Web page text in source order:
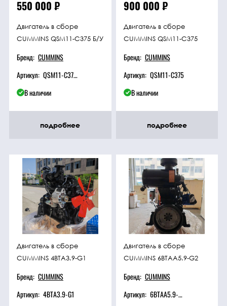
Электрическая
550 000 ₽
Двигатель в сборе
CUMMINS QSM11-C375 Б/У
Бренд: CUMMINS
Артикул: QSM11-C375 Б/У
В наличии
подробнее
900 000 ₽
Двигатель в сборе
CUMMINS QSM11-C375
Бренд: CUMMINS
Артикул: QSM11-C375
В наличии
подробнее
Двигатель в сборе
CUMMINS 4BTA3.9-G1
Бренд: CUMMINS
Артикул: 4BTA3.9-G1
Двигатель в сборе
CUMMINS 6BTAA5.9-G2
Бренд: CUMMINS
Артикул: 6BTAA5.9-G2